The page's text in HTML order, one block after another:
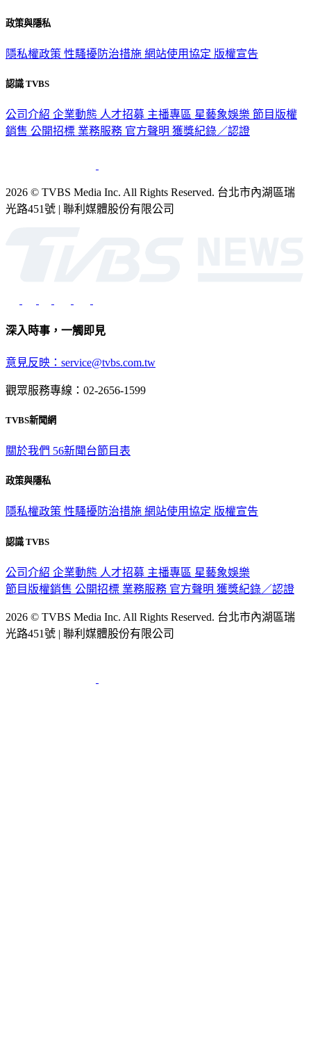
政策與隱私
隱私權政策 性騷擾防治措施 網站使用協定 版權宣告
認識 TVBS
公司介紹 企業動態 人才招募 主播專區 星藝象娛樂 節目版權
銷售 公開招標 業務服務 官方聲明 獲獎紀錄／認證
2026 © TVBS Media Inc. All Rights Reserved. 台北市內湖區瑞
光路451號 | 聯利媒體股份有限公司
深入時事，一觸即見
意見反映：service@tvbs.com.tw
觀眾服務專線：02-2656-1599
TVBS新聞網
關於我們 56新聞台節目表
政策與隱私
隱私權政策 性騷擾防治措施 網站使用協定 版權宣告
認識 TVBS
公司介紹 企業動態 人才招募 主播專區 星藝象娛樂
節目版權銷售 公開招標 業務服務 官方聲明 獲獎紀錄／認證
2026 © TVBS Media Inc. All Rights Reserved. 台北市內湖區瑞
光路451號 | 聯利媒體股份有限公司